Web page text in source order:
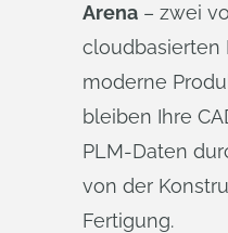
Arena – zwei
cloudbasierten
moderne
bleiben Ihre
PLM-Daten
von der
Fertigung.